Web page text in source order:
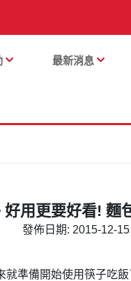
最新消息
用更要好看! 麵
發佈日期: 2015-12-
就準備開始使用筷子吃